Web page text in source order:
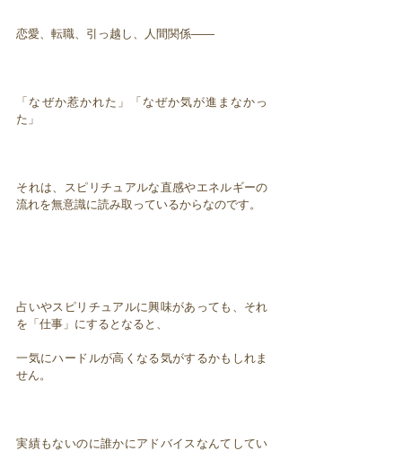
恋愛、転職、引っ越し、人間関係――
「なぜか惹かれた」「なぜか気が進まなかっ
た」
それは、スピリチュアルな直感やエネルギーの
流れを無意識に読み取っているからなのです。
占いやスピリチュアルに興味があっても、それ
を「仕事」にするとなると、
一気にハードルが高くなる気がするかもしれま
せん。
実績もないのに誰かにアドバイスなんてしてい